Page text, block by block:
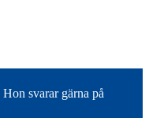
svarar gärna på